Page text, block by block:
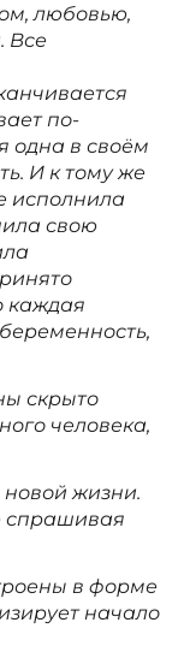
любовью,
Все
по-
одна в своём
И к тому же
исполнила
свою
каждая
скрыто
человека,
жизни.
спрашивая
в форме
начало